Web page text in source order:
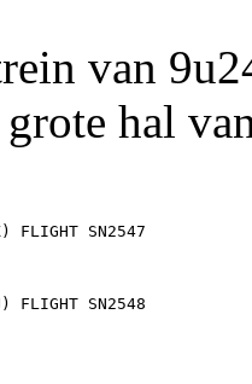
van
hal
FLIGHT SN2547
FLIGHT SN2548